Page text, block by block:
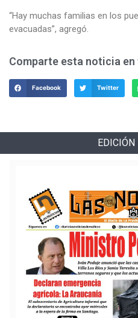
“Hay muchas familias en los
evacuadas”, agregó.
Comparte esta noticia en
Facebook Twitter